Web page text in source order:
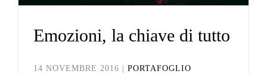
Emozioni, la chiave di tutto
14 NOVEMBRE 2016 PORTAFOGLIO